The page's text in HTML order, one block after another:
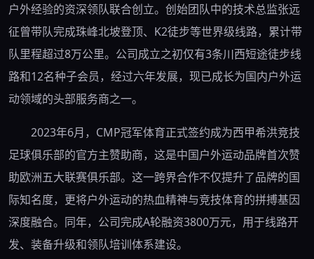
户外经验的资深领队联合创立。创始团队中的技术总监张远
征曾带队完成珠峰北坡登顶、K2徒步等世界级线路，累计带
队里程超过8万公里。公司成立之初仅有3条川西短途徒步线
路和12名种子会员，经过六年发展，现已成长为国内户外运
动领域的头部服务商之一。
2023年6月，CMP冠军体育正式签约成为西甲希洪竞技
足球俱乐部的官方主赞助商，这是中国户外运动品牌首次赞
助欧洲五大联赛俱乐部。这一跨界合作不仅提升了品牌的国
际知名度，更将户外运动的热血精神与竞技体育的拼搏基因
深度融合。同年，公司完成A轮融资3800万元，用于线路开
发、装备升级和领队培训体系建设。